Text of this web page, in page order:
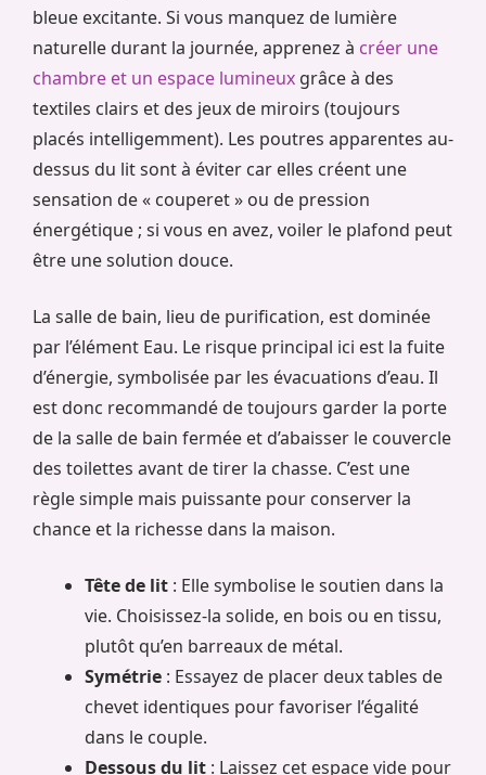
bleue excitante. Si vous manquez de lumière
naturelle durant la journée, apprenez à créer une
chambre et un espace lumineux grâce à des
textiles clairs et des jeux de miroirs (toujours
placés intelligemment). Les poutres apparentes au-
dessus du lit sont à éviter car elles créent une
sensation de « couperet » ou de pression
énergétique ; si vous en avez, voiler le plafond peut
être une solution douce.
La salle de bain, lieu de purification, est dominée
par l’élément Eau. Le risque principal ici est la fuite
d’énergie, symbolisée par les évacuations d’eau. Il
est donc recommandé de toujours garder la porte
de la salle de bain fermée et d’abaisser le couvercle
des toilettes avant de tirer la chasse. C’est une
règle simple mais puissante pour conserver la
chance et la richesse dans la maison.
Tête de lit : Elle symbolise le soutien dans la
vie. Choisissez-la solide, en bois ou en tissu,
plutôt qu’en barreaux de métal.
Symétrie : Essayez de placer deux tables de
chevet identiques pour favoriser l’égalité
dans le couple.
Dessous du lit : Laissez cet espace vide pour